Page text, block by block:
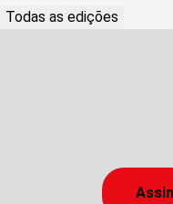
Todas as edições